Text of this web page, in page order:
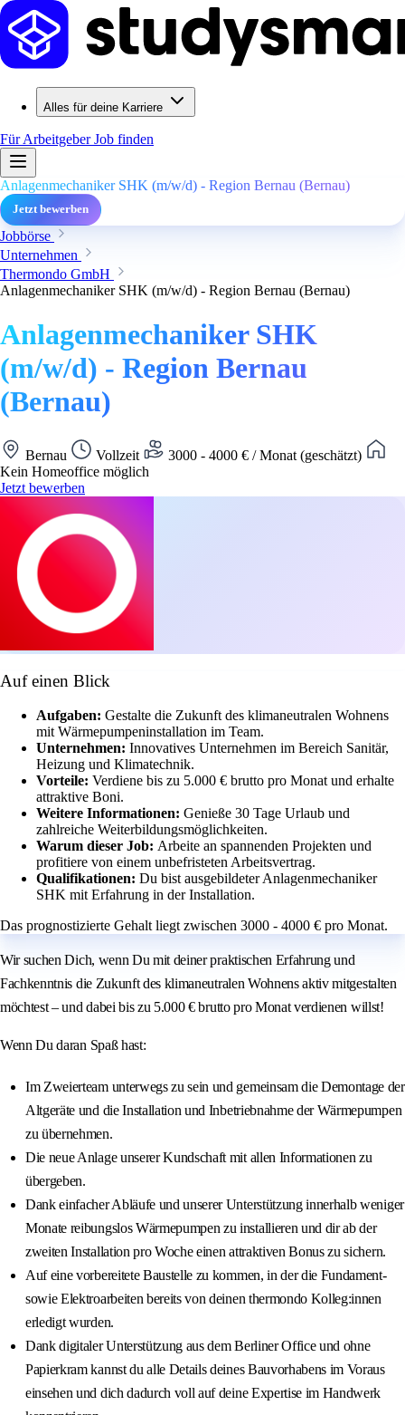
Alles für deine Karriere
Für ArbeitgeberJob finden
Anlagenmechaniker SHK (m/w/d) - Region Bernau (Bernau)
Jetzt bewerben
Jobbörse
Unternehmen
Thermondo GmbH
Anlagenmechaniker SHK (m/w/d) - Region Bernau (Bernau)
Anlagenmechaniker SHK
(m/w/d) - Region Bernau
(Bernau)
Bernau Vollzeit
3000 - 4000 € / Monat (geschätzt)
Kein Homeoffice möglich
Jetzt bewerben
Auf einen Blick
Aufgaben: Gestalte die Zukunft des klimaneutralen Wohnens
mit Wärmepumpeninstallation im Team.
Unternehmen: Innovatives Unternehmen im Bereich Sanitär,
Heizung und Klimatechnik.
Vorteile: Verdiene bis zu 5.000 € brutto pro Monat und erhalte
attraktive Boni.
Weitere Informationen: Genieße 30 Tage Urlaub und
zahlreiche Weiterbildungsmöglichkeiten.
Warum dieser Job: Arbeite an spannenden Projekten und
profitiere von einem unbefristeten Arbeitsvertrag.
Qualifikationen: Du bist ausgebildeter Anlagenmechaniker
SHK mit Erfahrung in der Installation.
Das prognostizierte Gehalt liegt zwischen 3000 - 4000 € pro Monat.
Wir suchen Dich, wenn Du mit deiner praktischen Erfahrung und
Fachkenntnis die Zukunft des klimaneutralen Wohnens aktiv mitgestalten
möchtest – und dabei bis zu 5.000 € brutto pro Monat verdienen willst!
Wenn Du daran Spaß hast:
Im Zweierteam unterwegs zu sein und gemeinsam die Demontage der
Altgeräte und die Installation und Inbetriebnahme der Wärmepumpen
zu übernehmen.
Die neue Anlage unserer Kundschaft mit allen Informationen zu
übergeben.
Dank einfacher Abläufe und unserer Unterstützung innerhalb weniger
Monate reibungslos Wärmepumpen zu installieren und dir ab der
zweiten Installation pro Woche einen attraktiven Bonus zu sichern.
Auf eine vorbereitete Baustelle zu kommen, in der die Fundament-
sowie Elektroarbeiten bereits von deinen thermondo Kolleg:innen
erledigt wurden.
Dank digitaler Unterstützung aus dem Berliner Office und ohne
Papierkram kannst du alle Details deines Bauvorhabens im Voraus
einsehen und dich dadurch voll auf deine Expertise im Handwerk